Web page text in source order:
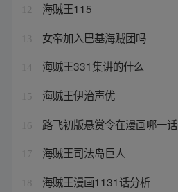
12 海贼王115
13 女帝加入巴基海贼团吗
14 海贼王331集讲的什么
15 海贼王伊治声优
16 路飞初版悬赏令在漫画哪一话
17 海贼王司法岛巨人
18 海贼王漫画1131话分析